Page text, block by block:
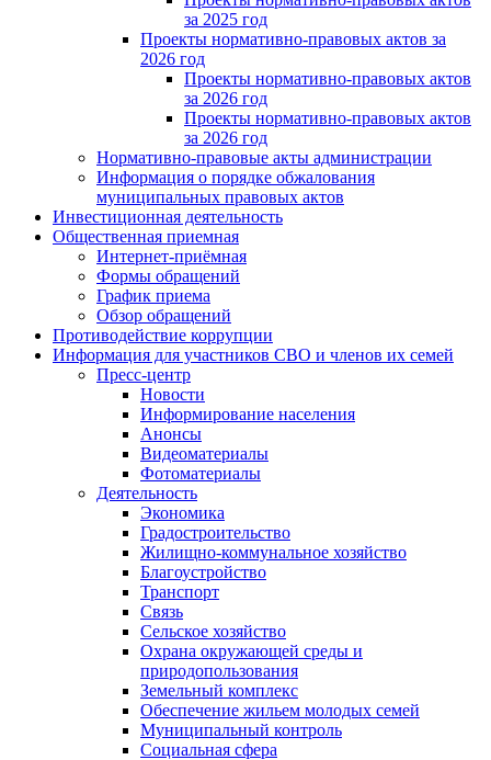
за 2025 год
Проекты нормативно-правовых актов за
2026 год
Проекты нормативно-правовых актов
за 2026 год
Проекты нормативно-правовых актов
за 2026 год
Нормативно-правовые акты администрации
Информация о порядке обжалования
муниципальных правовых актов
Инвестиционная деятельность
Общественная приемная
Интернет-приёмная
Формы обращений
График приема
Обзор обращений
Противодействие коррупции
Информация для участников СВО и членов их семей
Пресс-центр
Новости
Информирование населения
Анонсы
Видеоматериалы
Фотоматериалы
Деятельность
Экономика
Градостроительство
Жилищно-коммунальное хозяйство
Благоустройство
Транспорт
Связь
Сельское хозяйство
Охрана окружающей среды и
природопользования
Земельный комплекс
Обеспечение жильем молодых семей
Муниципальный контроль
Социальная сфера